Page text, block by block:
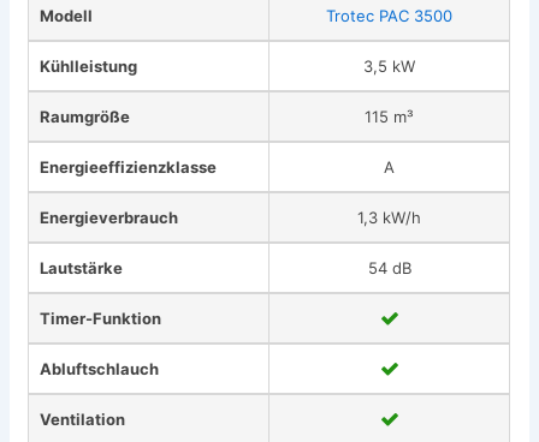
Modell Trotec PAC 3500
Kühlleistung 3,5 kW
Raumgröße 115 m³
Energieeffizienzklasse A
Energieverbrauch 1,3 kW/h
Lautstärke 54 dB
Timer-Funktion
Abluftschlauch
Ventilation